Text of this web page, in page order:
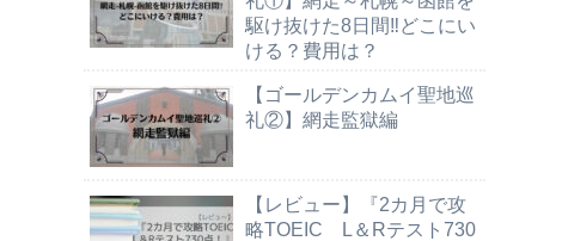
駆け抜けた8日間‼どこにい
ける？費用は？
【ゴールデンカムイ聖地巡
礼②】網走監獄編
【レビュー】『2カ月で攻
略TOEIC L＆Rテスト730